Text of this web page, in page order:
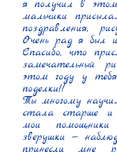
я получил в
мальчики
поздравления,
Очень рад я был
Спасибо, что
замечательный
этом году у
поделки!!
Ты многому
стала старше и
мои
зверушки —